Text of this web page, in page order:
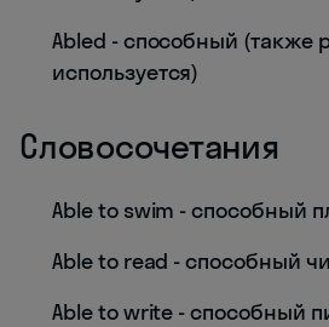
Abled - способный (также
используется)
Словосочетания
Able to swim - способный
Able to read - способный
Able to write - способный